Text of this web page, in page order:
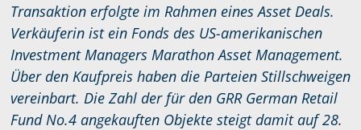
Transaktion erfolgte im Rahmen eines Asset Deals.
Verkäuferin ist ein Fonds des US-amerikanischen
Investment Managers Marathon Asset Management.
Über den Kaufpreis haben die Parteien Stillschweigen
vereinbart. Die Zahl der für den GRR German Retail
Fund No.4 angekauften Objekte steigt damit auf 28.